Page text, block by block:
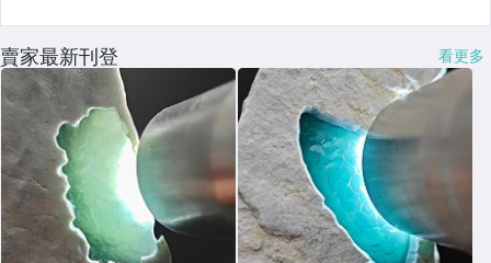
賣家最新刊登 看更多